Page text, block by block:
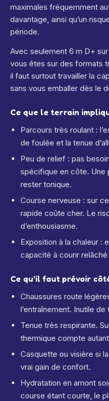
maximales fréquemment
davantage, ainsi qu’un
période.
Avec seulement 6 m D+
vous êtes sur des formats
il faut surtout travailler la
sans vous emballer dès le
Ce que le terrain
Parcours très roulant :
de foulée et la tenue
Peu de relief : pas
spécifique en côte.
rester tonique.
Course nerveuse : sur
rapide coûte cher. Le
d’enthousiasme.
Exposition à la chaleur :
capacité à courir
Ce qu’il faut prévoir
Chaussures route
l’entraînement. Inutile
Tenue très respirante.
thermique compte
Casquette ou visière si
vrai gain de confort.
Hydratation en amont
course étant courte, le